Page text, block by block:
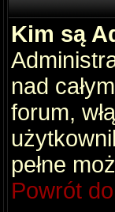
Kim są
nad
forum,
pełne
Powrót